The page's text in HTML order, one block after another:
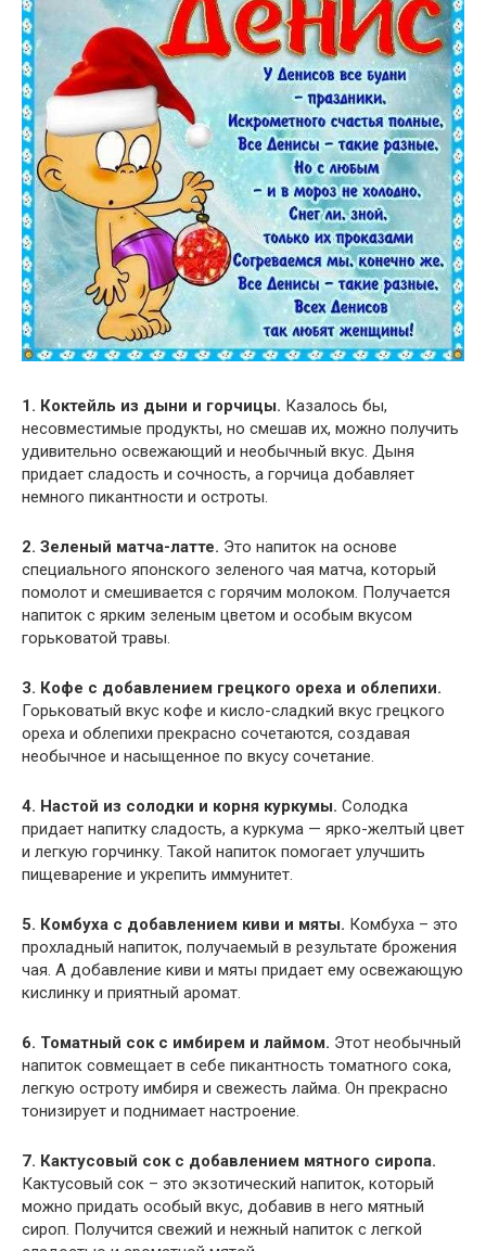
1. Коктейль из дыни и горчицы. Казалось бы,
несовместимые продукты, но смешав их, можно получить
удивительно освежающий и необычный вкус. Дыня
придает сладость и сочность, а горчица добавляет
немного пикантности и остроты.
2. Зеленый матча-латте. Это напиток на основе
специального японского зеленого чая матча, который
помолот и смешивается с горячим молоком. Получается
напиток с ярким зеленым цветом и особым вкусом
горьковатой травы.
3. Кофе с добавлением грецкого ореха и облепихи.
Горьковатый вкус кофе и кисло-сладкий вкус грецкого
ореха и облепихи прекрасно сочетаются, создавая
необычное и насыщенное по вкусу сочетание.
4. Настой из солодки и корня куркумы. Солодка
придает напитку сладость, а куркума — ярко-желтый цвет
и легкую горчинку. Такой напиток помогает улучшить
пищеварение и укрепить иммунитет.
5. Комбуха с добавлением киви и мяты. Комбуха – это
прохладный напиток, получаемый в результате брожения
чая. А добавление киви и мяты придает ему освежающую
кислинку и приятный аромат.
6. Томатный сок с имбирем и лаймом. Этот необычный
напиток совмещает в себе пикантность томатного сока,
легкую остроту имбиря и свежесть лайма. Он прекрасно
тонизирует и поднимает настроение.
7. Кактусовый сок с добавлением мятного сиропа.
Кактусовый сок – это экзотический напиток, который
можно придать особый вкус, добавив в него мятный
сироп. Получится свежий и нежный напиток с легкой